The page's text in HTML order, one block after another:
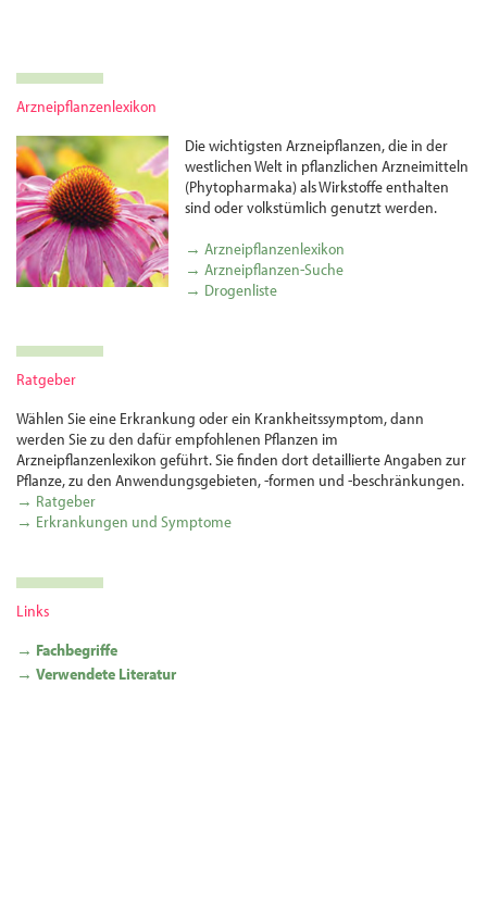
Arzneipflanzenlexikon
Die wichtigsten Arznei­pflanzen, die in der
westlichen Welt in pflanzlichen Arznei­mitteln
(Phytopharmaka) als Wirkstoffe enthalten
sind oder volks­tümlich genutzt werden.
→ Arzneipflanzenlexikon
→ Arzneipflanzen-Suche
→ Drogenliste
Ratgeber
Wählen Sie eine Erkrankung oder ein Krankheitssymptom, dann
werden Sie zu den dafür empfohlenen Pflanzen im
Arzneipflanzenlexikon geführt. Sie finden dort detaillierte Angaben zur
Pflanze, zu den Anwendungsgebieten, -formen und -beschränkungen.
→ Ratgeber
→ Erkrankungen und Symptome
Links
→ Fachbegriffe
→ Verwendete Literatur